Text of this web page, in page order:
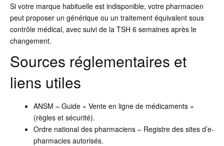
Si votre marque habituelle est indisponible, votre pharmacien
peut proposer un générique ou un traitement équivalent sous
contrôle médical, avec suivi de la TSH 6 semaines après le
changement.
Sources réglementaires et
liens utiles
ANSM – Guide « Vente en ligne de médicaments »
(règles et sécurité).
Ordre national des pharmaciens – Registre des sites d’e-
pharmacies autorisés.